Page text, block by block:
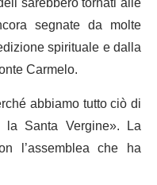
segnate da molte
spirituale e dalla
Carmelo.
abbiamo tutto ciò di
Santa Vergine». La
l’assemblea che ha